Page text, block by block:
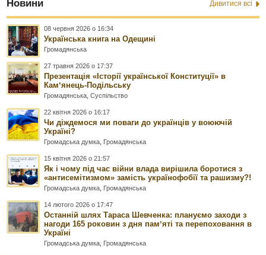
Новини Дивитися всі
08 червня 2026 о 16:34
Українська книга на Одещині
Громадянська
27 травня 2026 о 17:37
Презентація «Історії української Конституції» в
Камʼянець-Подільську
Громадянська ,Суспільство
22 квітня 2026 о 16:17
Чи діждемося ми поваги до українців у воюючій
Україні?
Громадська думка Громадянська
15 квітня 2026 о 21:57
Як і чому під час війни влада вирішила боротися з
«антисемітизмом» замість українофобії та рашизму?!
Громадська думка Громадянська
14 лютого 2026 о 17:47
Останній шлях Тараса Шевченка: плануємо заходи з
нагоди 165 роковин з дня памʼяті та перепоховання в
Україні
Громадська думка Громадянська